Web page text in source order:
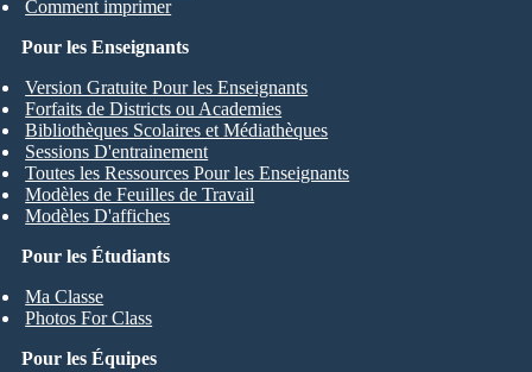
Comment imprimer
Pour les Étudiants
Ma Classe
Photos For Class
Pour les Enseignants
Version Gratuite Pour les Enseignants
Forfaits de Districts ou Academies
Bibliothèques Scolaires et Médiathèques
Sessions D'entrainement
Toutes les Ressources Pour les Enseignants
Modèles de Feuilles de Travail
Modèles D'affiches
Pour les Équipes